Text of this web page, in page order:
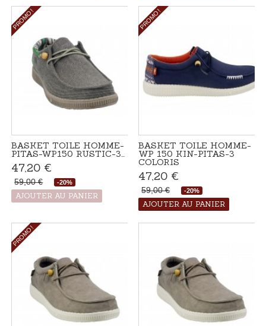
PROMO !
BASKET TOILE HOMME-
PITAS-WP150 RUSTIC-3...
47,20 €
59,00 € -20%
Produit disponible avec
d'autres options
AJOUTER AU PANIER
PROMO !
BASKET TOILE HOMME-
WP 150 KIN-PITAS-3
COLORIS
47,20 €
59,00 € -20%
Disponible
AJOUTER AU PANIER
PROMO !